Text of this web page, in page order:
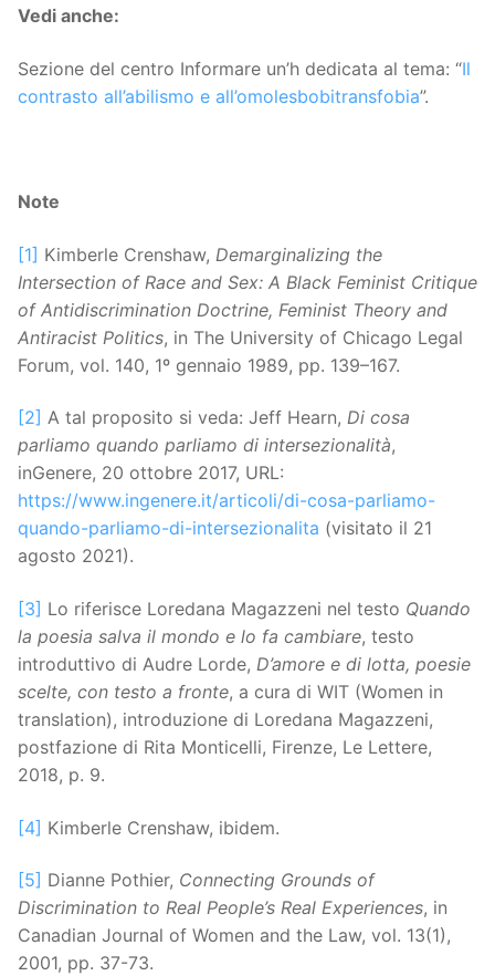
Vedi anche:
Sezione del centro Informare un’h dedicata al tema: “Il
contrasto all’abilismo e all’omolesbobitransfobia”.
Note
[1] Kimberle Crenshaw, Demarginalizing the
Intersection of Race and Sex: A Black Feminist Critique
of Antidiscrimination Doctrine, Feminist Theory and
Antiracist Politics, in The University of Chicago Legal
Forum, vol. 140, 1º gennaio 1989, pp. 139–167.
[2] A tal proposito si veda: Jeff Hearn, Di cosa
parliamo quando parliamo di intersezionalità,
inGenere, 20 ottobre 2017, URL:
https://www.ingenere.it/articoli/di-cosa-parliamo-
quando-parliamo-di-intersezionalita (visitato il 21
agosto 2021).
[3] Lo riferisce Loredana Magazzeni nel testo Quando
la poesia salva il mondo e lo fa cambiare, testo
introduttivo di Audre Lorde, D’amore e di lotta, poesie
scelte, con testo a fronte, a cura di WIT (Women in
translation), introduzione di Loredana Magazzeni,
postfazione di Rita Monticelli, Firenze, Le Lettere,
2018, p. 9.
[4] Kimberle Crenshaw, ibidem.
[5] Dianne Pothier, Connecting Grounds of
Discrimination to Real People’s Real Experiences, in
Canadian Journal of Women and the Law, vol. 13(1),
2001, pp. 37-73.